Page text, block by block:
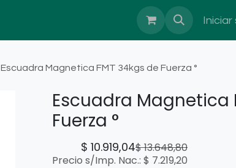
Iniciar
Escuadra Magnetica FMT 34kgs de Fuerza °
Escuadra Magnetica
Fuerza °
$ 10.919,04$13.648,80
Precio s/Imp. Nac.: $ 7.219,20